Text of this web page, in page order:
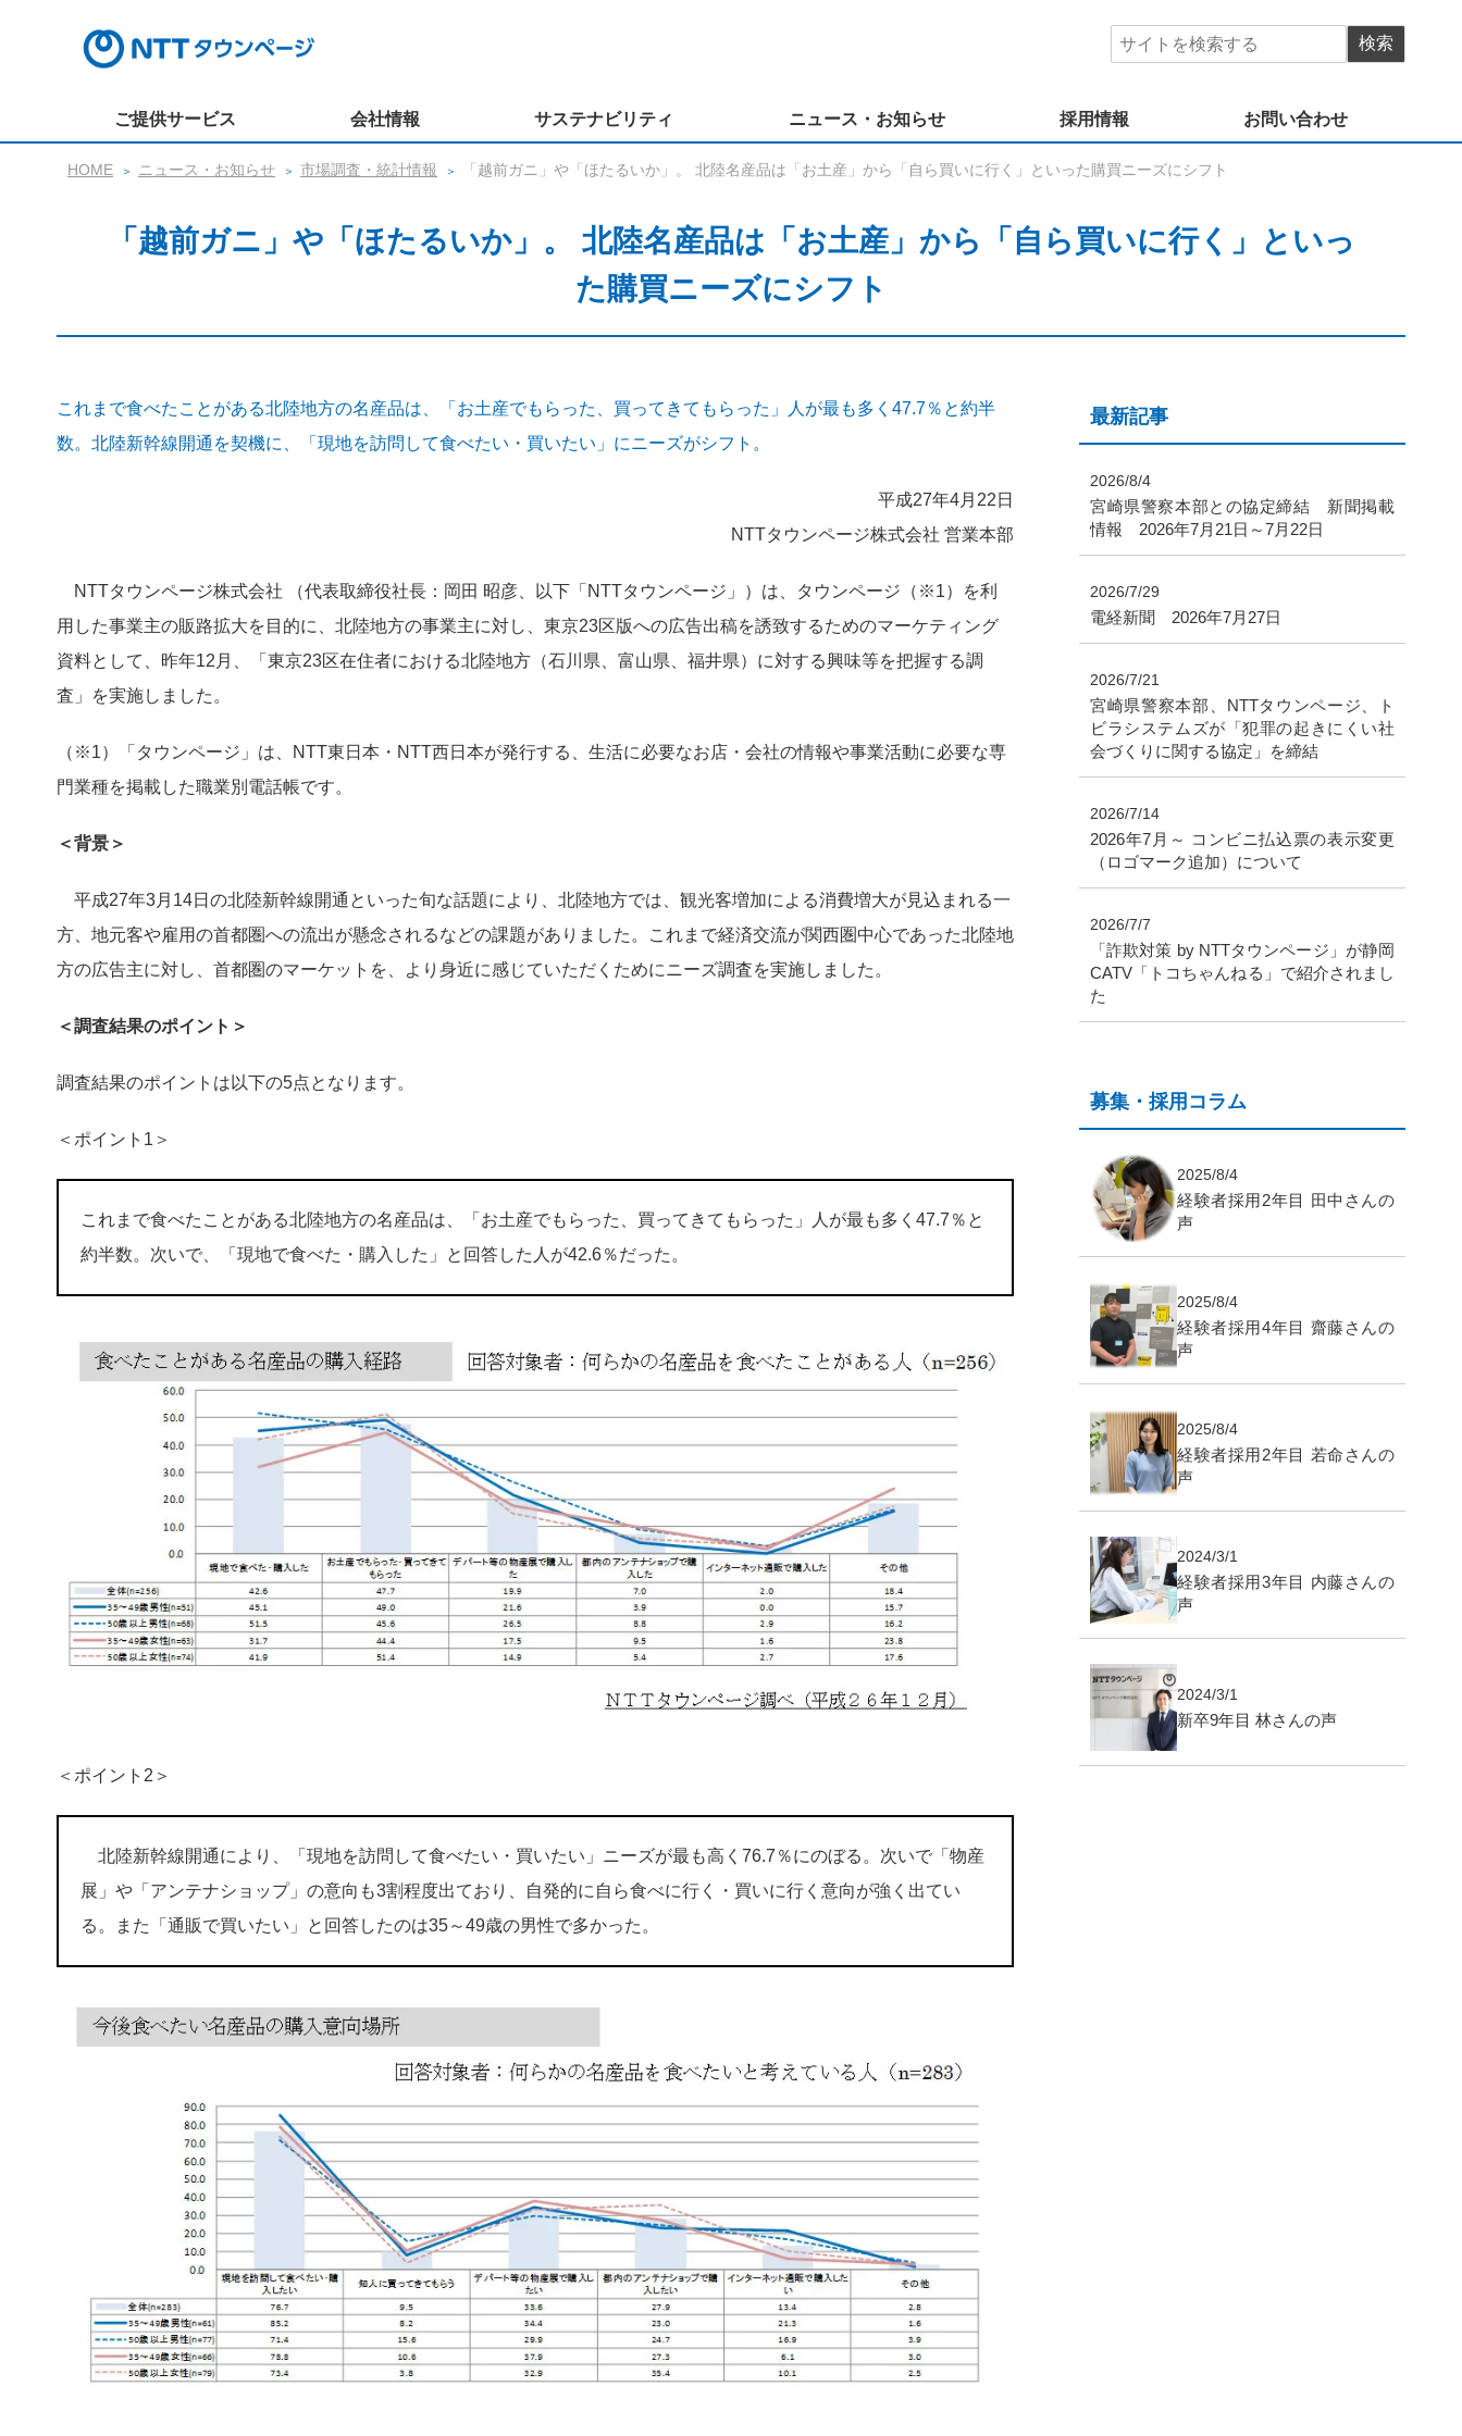
ご提供サービス 会社情報 サステナビリティ ニュース・お知らせ 採用情報 お問い合わせ
HOME ニュース・お知らせ 市場調査・統計情報 「越前ガニ」や「ほたるいか」。 北陸名産品は「お土産」から「自ら買いに行く」といった購買ニーズにシフト
「越前ガニ」や「ほたるいか」。 北陸名産品は「お土産」から「自ら買いに行く」といっ
た購買ニーズにシフト
これまで食べたことがある北陸地方の名産品は、「お土産でもらった、買ってきてもらった」人が最も多く47.7％と約半
数。北陸新幹線開通を契機に、「現地を訪問して食べたい・買いたい」にニーズがシフト。
平成27年4月22日
NTTタウンページ株式会社 営業本部
NTTタウンページ株式会社 （代表取締役社長：岡田 昭彦、以下「NTTタウンページ」）は、タウンページ（※1）を利
用した事業主の販路拡大を目的に、北陸地方の事業主に対し、東京23区版への広告出稿を誘致するためのマーケティング
資料として、昨年12月、「東京23区在住者における北陸地方（石川県、富山県、福井県）に対する興味等を把握する調
査」を実施しました。
（※1）「タウンページ」は、NTT東日本・NTT西日本が発行する、生活に必要なお店・会社の情報や事業活動に必要な専
門業種を掲載した職業別電話帳です。
＜背景＞
平成27年3月14日の北陸新幹線開通といった旬な話題により、北陸地方では、観光客増加による消費増大が見込まれる一
方、地元客や雇用の首都圏への流出が懸念されるなどの課題がありました。これまで経済交流が関西圏中心であった北陸地
方の広告主に対し、首都圏のマーケットを、より身近に感じていただくためにニーズ調査を実施しました。
＜調査結果のポイント＞
調査結果のポイントは以下の5点となります。
＜ポイント1＞
​​これまで食べたことがある北陸地方の名産品は、「お土産でもらった、買ってきてもらった」人が最も多く47.7％と
約半数。次いで、「現地で食べた・購入した」と回答した人が42.6％だった。
​＜ポイント2＞
北陸新幹線開通により、「現地を訪問して食べたい・買いたい」ニーズが最も高く76.7％にのぼる。次いで「物産
展」や「アンテナショップ」の意向も3割程度出ており、自発的に自ら食べに行く・買いに行く意向が強く出てい
る。また「通販で買いたい」と回答したのは35～49歳の男性で多かった。
最新記事
2026/8/4
宮崎県警察本部との協定締結 新聞掲載
情報 2026年7月21日～7月22日
2026/7/29
電経新聞 2026年7月27日
2026/7/21
宮崎県警察本部、NTTタウンページ、ト
ビラシステムズが「犯罪の起きにくい社
会づくりに関する協定」を締結
2026/7/14
2026年7月～ コンビニ払込票の表示変更
（ロゴマーク追加）について
2026/7/7
「詐欺対策 by NTTタウンページ」が静岡
CATV「トコちゃんねる」で紹介されまし
た
募集・採用コラム
2025/8/4
経験者採用2年目 田中さんの
声
2025/8/4
経験者採用4年目 齋藤さんの
声
2025/8/4
経験者採用2年目 若命さんの
声
2024/3/1
経験者採用3年目 内藤さんの
声
2024/3/1
新卒9年目 林さんの声